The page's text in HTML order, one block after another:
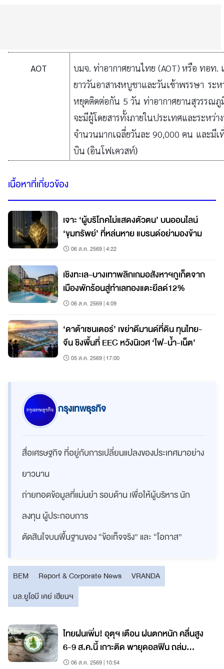
AOT บมจ. ท่าอากาศยานไทย (AOT) หรือ ทอท.
ยาววันอาสาฬหบูชาและวันเข้าพรรษา ร
หยุดติดต่อกัน 5 วัน ท่าอากาศยานสุวรรณภู
จะมีผู้โดยสารทั้งภายในประเทศและระ
จำนวนมากเฉลี่ยวันละ 90,000 คน และมีเ
บิน (อินโฟเควสท์)
เนื้อหาที่เกี่ยวข้อง
เจาะ ‘ผู้บริโภคไม่แสดงตัวตน’ บนออนไลน์
‘ขุมทรัพย์’ ที่หล่นหาย แบรนด์อย่ามองข้าม
06 ส.ค. 2569 | 4:22
เชิงทะเล–บางเทาพลิกเกมอสังหาฯภูเก็ตจาก
เมืองพักร้อนสู่ทำเลทองแตะยีลด์12%
06 ส.ค. 2569 | 4:09
‘ดาต้าเซนเตอร์’ เขย่าดีมานด์ที่ดิน ทุนไทย-
จีน ชิงพื้นที่ EEC หวังนิเวศ ‘ไฟ-น้ำ-เน็ต’
05 ส.ค. 2569 | 17:00
กรุงเทพธุรกิจ
สื่อเศรษฐกิจ ที่อยู่กับการเปลี่ยนแปลงของประเทศมาอย่าง
ยาวนาน
ถ่ายทอดข้อมูลที่แม่นยำ รอบด้าน เพื่อให้ผู้บริหาร นัก
ลงทุน ผู้ประกอบการ
ตัดสินใจบนพื้นฐานของ “ข้อเท็จจริง” และ “โอกาส”
BEM Report & Corporate News
VRANDA
บล.ยูโอบี เคย์ เฮียนฯ
ไทยฝนเพิ่ม! อุตุฯ เตือน ฝนตกหนัก คลื่นสูง
6-9 ส.ค.นี้ เกาะติด พายุดอลฟิน ถล่ม
ญี่ปุ่น-จีน
06 ส.ค. 2569 | 10:54